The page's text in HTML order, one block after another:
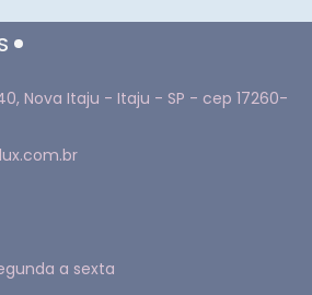
Nova Itaju - Itaju - SP - cep 17260-
a sexta